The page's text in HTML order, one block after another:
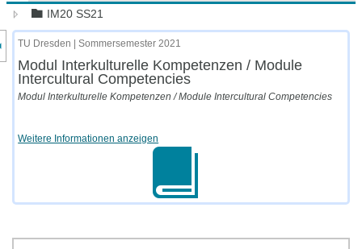
IM20 SS21
des Kursmenüs
TU Dresden | Sommersemester 2021
Modul Interkulturelle Kompetenzen / Module
Intercultural Competencies
Modul Interkulturelle Kompetenzen / Module Intercultural Competencies
Weitere Informationen anzeigen